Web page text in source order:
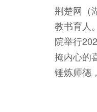
荆楚网（
教书育人
院举行
掩内心的
锤炼师德